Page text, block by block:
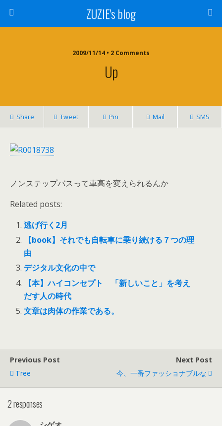
ZUZIE's blog
2009/11/14 • 2 Comments
Up
Share Tweet Pin Mail SMS
ノンステップバスって車高を変えられるんか
Related posts:
逃げ行く2月
【book】それでも自転車に乗り続ける７つの理
由
デジタル文化の中で
【本】ハイコンセプト 「新しいこと」を考え
だす人の時代
文章は肉体の作業である。
Previous Post
Tree
Next Post
今、一番ファッショナブルな
2 responses